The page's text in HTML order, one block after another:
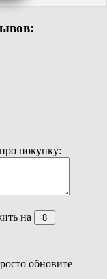
покупку:
на
обновите